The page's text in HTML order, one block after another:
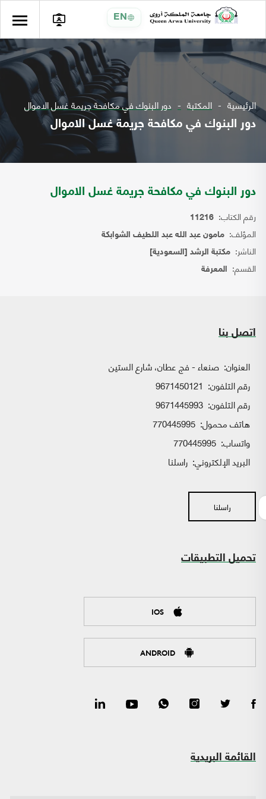
EN
الرئيسية المكتبة دور البنوك في مكافحة جريمة غسل الاموال
دور البنوك في مكافحة جريمة غسل الاموال
دور البنوك في مكافحة جريمة غسل الاموال
رقم الكتاب: 11216
المؤلف: مامون عبد الله عبد اللطيف الشوابكة
الناشر: مكتبة الرشد [السعودية]
القسم: المعرفة
اتصل بنا
العنوان: صنعاء - فج عطان، شارع الستين
رقم التلفون: 9671450121
رقم التلفون: 9671445993
هاتف محمول: 770445995
واتساب:
البريد الإلكتروني: راسلنا
راسلنا
تحميل التطبيقات
IOS
ANDROID
القائمة البريدية